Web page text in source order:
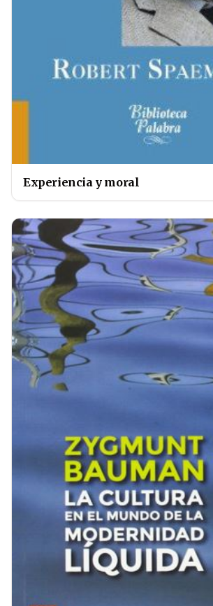
Experiencia y moral